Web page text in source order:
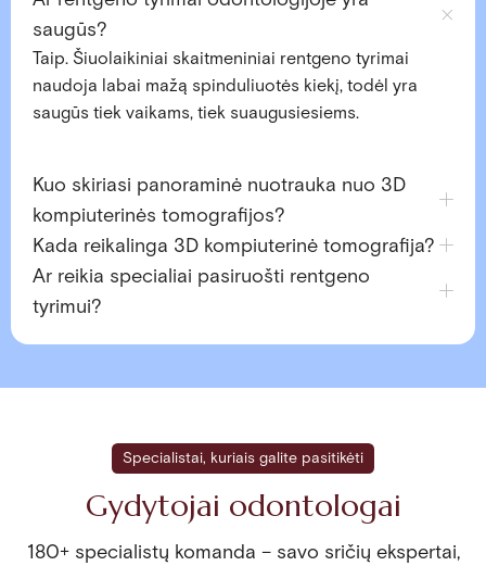
saugūs?
Taip. Šiuolaikiniai skaitmeniniai rentgeno tyrimai
naudoja labai mažą spinduliuotės kiekį, todėl yra
saugūs tiek vaikams, tiek suaugusiesiems.
Kuo skiriasi panoraminė nuotrauka nuo 3D
kompiuterinės tomografijos?
Kada reikalinga 3D kompiuterinė tomografija?
Ar reikia specialiai pasiruošti rentgeno
tyrimui?
Specialistai, kuriais galite pasitikėti
Gydytojai odontologai
180+ specialistų komanda – savo sričių ekspertai,